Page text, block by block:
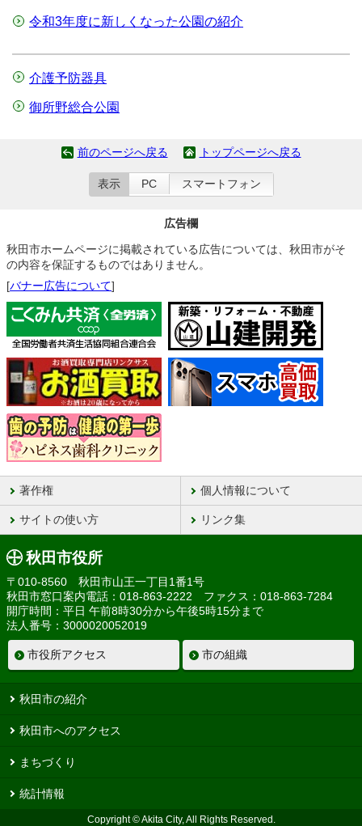
令和3年度に新しくなった公園の紹介
介護予防器具
御所野総合公園
前のページへ戻る トップページへ戻る
表示 PC スマートフォン
広告欄
秋田市ホームページに掲載されている広告については、秋田市がそ
の内容を保証するものではありません。
[バナー広告について]
著作権 個人情報について
サイトの使い方 リンク集
秋田市役所
〒010-8560 秋田市山王一丁目1番1号
秋田市窓口案内電話：018-863-2222 ファクス：018-863-7284
開庁時間：平日 午前8時30分から午後5時15分まで
法人番号：3000020052019
市役所アクセス 市の組織
秋田市の紹介
秋田市へのアクセス
まちづくり
統計情報
Copyright © Akita City, All Rights Reserved.